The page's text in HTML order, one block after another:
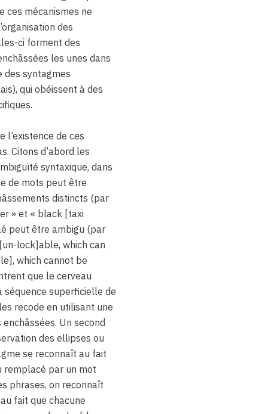
ces mécanismes ne
des
ci forment des
les unes dans
des syntagmes
qui obéissent à des
l’existence de ces
Citons d’abord les
syntaxique, dans
de mots peut être
distincts (par
» et « black [taxi
peut être ambigu (par
lock]able, which can
which cannot be
que le cerveau
séquence superficielle de
recode en utilisant une
Un second
des ellipses ou
se reconnaît au fait
remplacé par un mot
phrases, on reconnaît
fait que chacune